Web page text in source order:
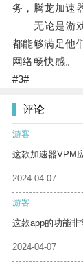
务，腾龙加速
无论是游戏
都能够满足他
网络畅快感。
#3#
评论
游客
这款加速器VPM
2024-04-07
游客
这款app的功能非
2024-04-07